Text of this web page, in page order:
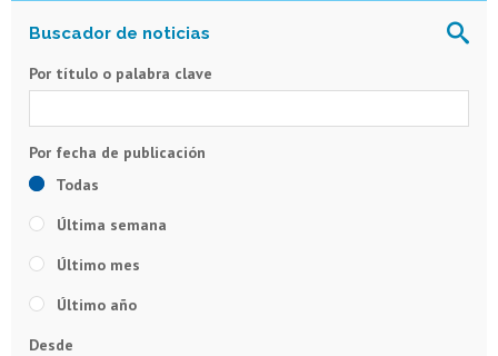
Por título o palabra clave
Todas
Última semana
Último mes
Último año
Desde